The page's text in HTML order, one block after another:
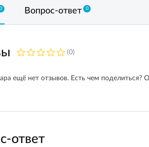
0 Вопрос-ответ 0
(0)
ещё нет отзывов. Есть чем поделиться?
ответ